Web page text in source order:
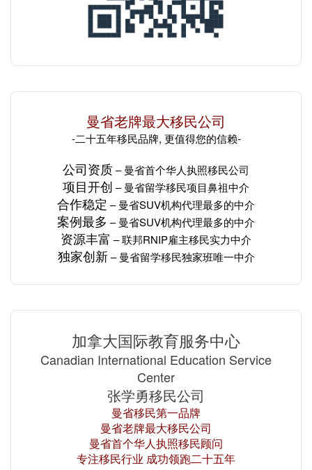
曼省老牌最大移民公司
-二十五年移民品牌, 更值得您的信赖-
公司资质– 曼省首个华人执照移民公司
项目开创 – 曼省留学移民项目鼻祖中介
合作稳定 – 曼省SUV机构代理最多的中介
案例最多 – 曼省SUV机构代理最多的中介
资源丰富 – 联邦RNIP雇主移民实力中介
独家创新– 曼省留学移民独家班唯一中介
加拿大国际教育服务中心
Canadian International Education Service
Center
张学勇移民公司
曼省移民第一品牌
曼省老牌最大移民公司
曼省首个华人执照移民顾问
专注移民行业 成功领跑二十五年